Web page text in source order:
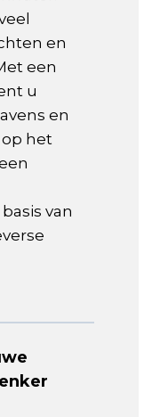
en
een
u
en
het
van